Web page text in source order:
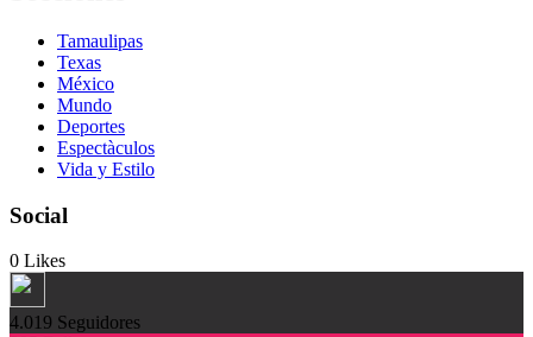
Tamaulipas
Texas
México
Mundo
Deportes
Espectàculos
Vida y Estilo
Social
0 Likes
4.019 Seguidores